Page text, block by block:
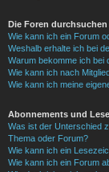
Die Foren durchsuchen
Wie kann ich ein Forum
Weshalb erhalte ich bei
Warum bekomme ich bei
Wie kann ich nach
Wie kann ich meine
Abonnements und
Was ist der Unterschied
Thema oder Forum?
Wie kann ich ein
Wie kann ich ein Forum